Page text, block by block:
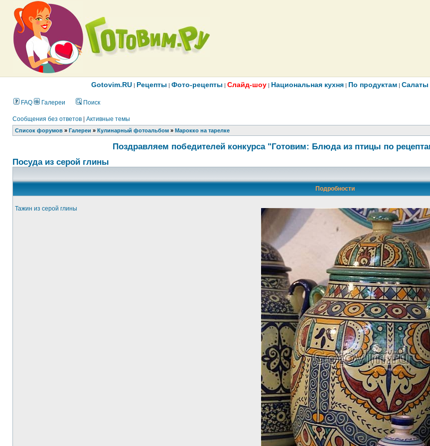
Gotovim.RU | Рецепты | Фото-рецепты | Слайд-шоу | Национальная кухня | По продуктам | Салаты
FAQ Галереи Поиск
Сообщения без ответов Активные темы
Список форумов » Галереи » Кулинарный фотоальбом » Марокко на тарелке
Поздравляем победителей конкурса "Готовим: Блюда из птицы по
Посуда из серой глины
Подробности
Тажин из серой глины